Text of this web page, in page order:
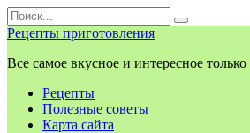
Перейти
к
контенту
Search
for:
Рецепты приготовления
Все самое вкусное и интересное только
Рецепты
Полезные советы
Карта сайта